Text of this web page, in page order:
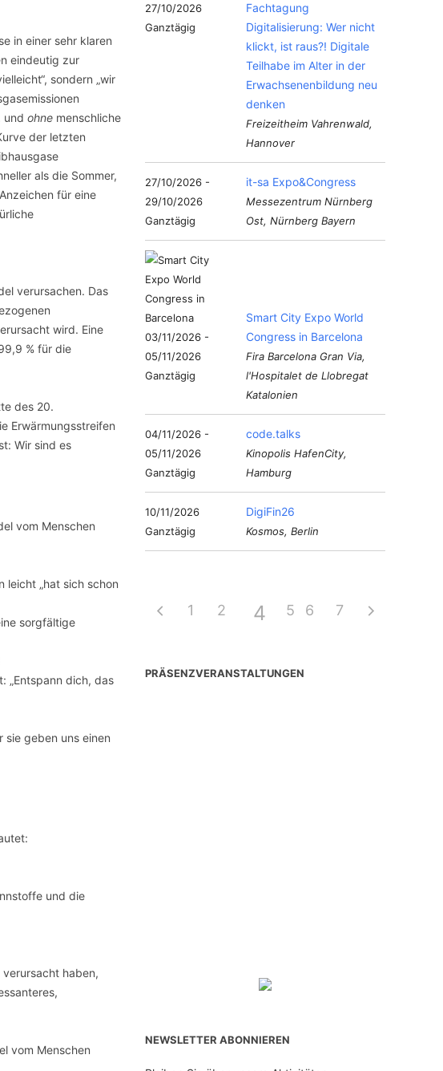
in einer sehr klaren
eindeutig zur
sondern „wir
und ohne menschliche
der letzten
als die Sommer,
für eine
verursachen. Das
wird. Eine
% für die
des 20.
Erwärmungsstreifen
Wir sind es
vom Menschen
leicht „hat sich schon
sorgfältige
„Entspann dich, das
sie geben uns einen
und die
haben,
vom Menschen
27/10/2026
Ganztägig
Fachtagung
Digitalisierung: Wer nicht
klickt, ist raus?! Digitale
Teilhabe im Alter in der
Erwachsenenbildung neu
denken
Freizeitheim Vahrenwald,
Hannover
27/10/2026 -
29/10/2026
Ganztägig
it-sa Expo&Congress
Messezentrum Nürnberg
Ost, Nürnberg Bayern
03/11/2026 -
05/11/2026
Ganztägig
Smart City Expo World
Congress in Barcelona
Fira Barcelona Gran Via,
l'Hospitalet de Llobregat
Katalonien
04/11/2026 -
05/11/2026
Ganztägig
code.talks
Kinopolis HafenCity,
Hamburg
10/11/2026
Ganztägig
DigiFin26
Kosmos, Berlin
1 2 34 5 6 7
PRÄSENZVERANSTALTUNGEN
NEWSLETTER ABONNIEREN